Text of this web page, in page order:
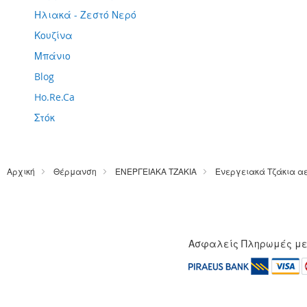
Ηλιακά - Ζεστό Νερό
Κουζίνα
Μπάνιο
Blog
Ho.Re.Ca
Στόκ
Αρχική Θέρμανση ΕΝΕΡΓΕΙΑΚΑ ΤΖΑΚΙΑ Ενεργειακά Τζάκια
Ασφαλείς Πληρωμές με